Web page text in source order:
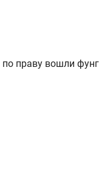
праву вошли